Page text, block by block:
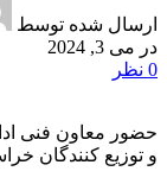
ارسال شده توسط
در می 3, 2024
0 نظر
حضور معاون فنی
و توزیع کنندگان